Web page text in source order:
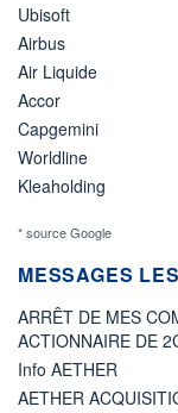
Ubisoft
Airbus
Air Liquide
Accor
Capgemini
Worldline
Kleaholding
* source Google
MESSAGES
ARRÊT DE MES
ACTIONNAIRE DE
Info AETHER
AETHER